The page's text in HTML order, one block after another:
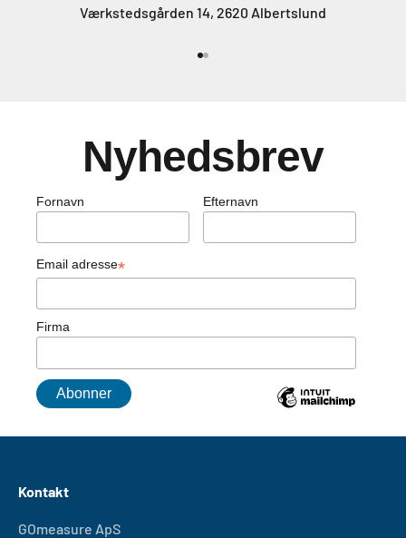
Værkstedsgården 14, 2620 Albertslund
Nyhedsbrev
Fornavn Efternavn
Email adresse*
Firma
Kontakt
GOmeasure ApS